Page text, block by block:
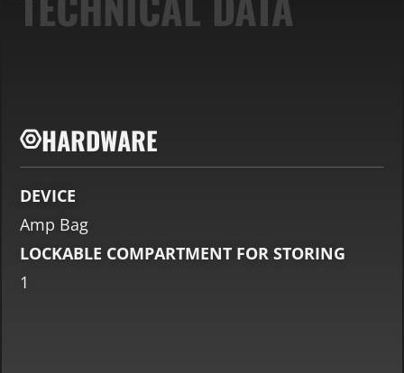
HARDWARE
DEVICE
Amp Bag
LOCKABLE COMPARTMENT FOR STORING
1